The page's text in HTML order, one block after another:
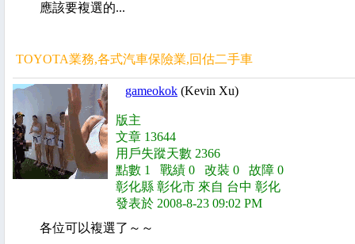
應該要複選的...
TOYOTA業務,各式汽車保險業,回估二手車
gameokok (Kevin Xu)
版主
文章 13644
用戶失蹤天數 2366
點數 1 戰績 0 改裝 0 故障 0
彰化縣 彰化市 來自 台中 彰化
發表於 2008-8-23 09:02 PM
各位可以複選了～～